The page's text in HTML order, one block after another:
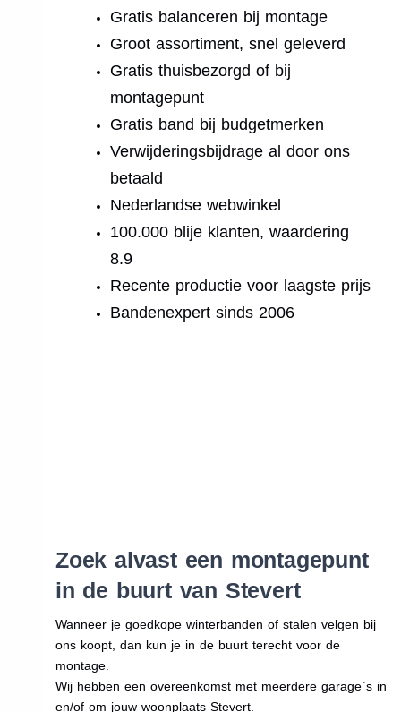
Gratis balanceren bij montage
Groot assortiment, snel geleverd
Gratis thuisbezorgd of bij
montagepunt
Gratis band bij budgetmerken
Verwijderingsbijdrage al door ons
betaald
Nederlandse webwinkel
100.000 blije klanten, waardering
8.9
Recente productie voor laagste prijs
Bandenexpert sinds 2006
Zoek alvast een montagepunt
in de buurt van Stevert
Wanneer je goedkope winterbanden of stalen velgen bij
ons koopt, dan kun je in de buurt terecht voor de
montage.
Wij hebben een overeenkomst met meerdere garage`s in
en/of om jouw woonplaats Stevert.